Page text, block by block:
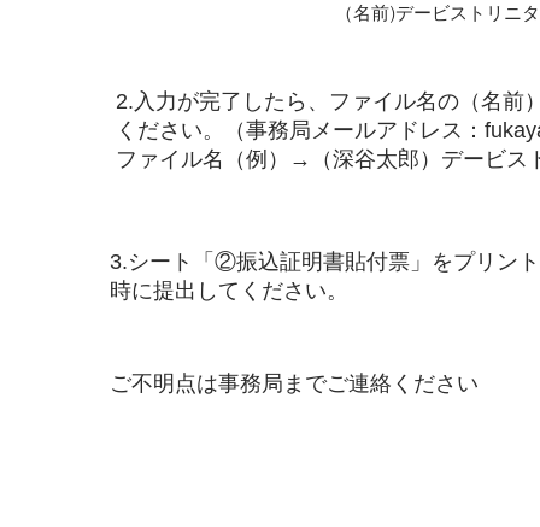
（名前)デービストリニ
2.入力が完了したら、ファイル名の（名前
ください。（事務局メールアドレス：
ファイル名（例）→（深谷太郎）デービス
3.シート「②振込証明書貼付票」をプリン
時に提出してください。
ご不明点は事務局までご連絡ください